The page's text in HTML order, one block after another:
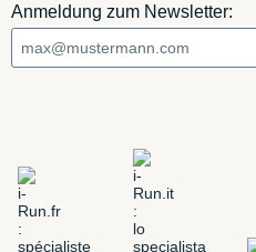
Anmeldung zum Newsletter: